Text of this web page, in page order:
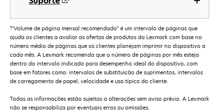
†"Volume de página mensal recomendado" é um intervalo de páginas que
ajuda os clientes a avaliar as ofertas de produtos da Lexmark com base no
número médio de páginas que os clientes planejam imprimir no dispositivo a
cada mês. A Lexmark recomenda que o número de páginas por mês esteja
dentro do intervalo indicado para desempenho ideal do dispositivo, com
base em fatores como: intervalos de substituição de suprimentos, intervalos
de carregamento de papel, velocidade e uso típico do cliente.
Todas as informações estão sujeitas a alterações sem aviso prévio. A Lexmark
não se responsabiliza por eventuais erros ou omissões.